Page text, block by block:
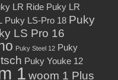
LR Ride Puky LR
Puky LS-Pro 18 Puky
LS Pro 16
Puky Steel 12 Puky
Puky Youke 12
1 woom 1 Plus